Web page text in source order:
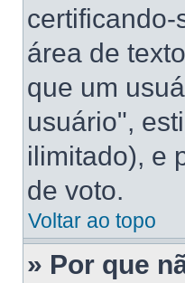
área de
que um
usuário",
ilimitado), e
de voto.
Voltar ao topo
» Por que